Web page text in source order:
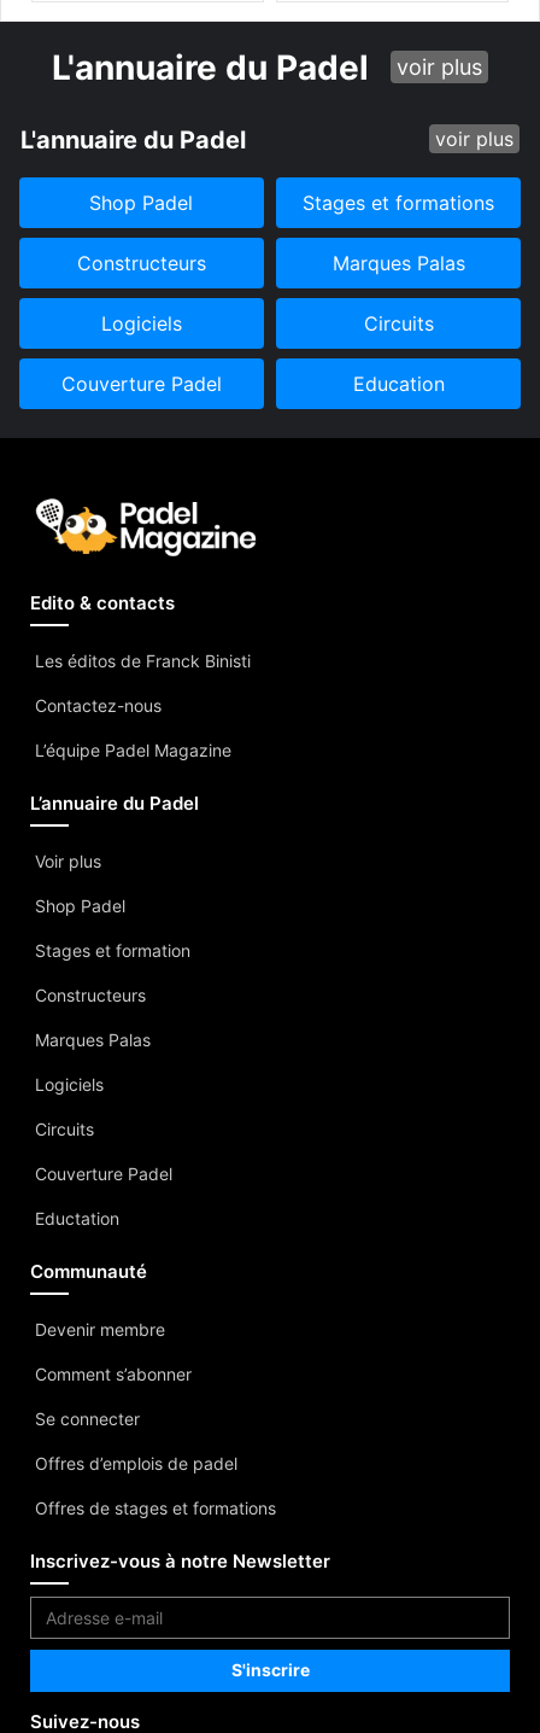
L'annuaire du Padel voir plus
L'annuaire du Padel voir plus
Shop Padel Stages et formations
Constructeurs Marques Palas
Logiciels Circuits
Couverture Padel Education
Edito & contacts
Les éditos de Franck Binisti
Contactez-nous
L’équipe Padel Magazine
L’annuaire du Padel
Voir plus
Shop Padel
Stages et formation
Constructeurs
Marques Palas
Logiciels
Circuits
Couverture Padel
Eductation
Communauté
Devenir membre
Comment s’abonner
Se connecter
Offres d’emplois de padel
Offres de stages et formations
Inscrivez-vous à notre Newsletter
Suivez-nous